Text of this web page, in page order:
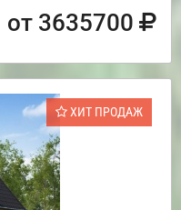
от 3635700
ХИТ ПРОДАЖ